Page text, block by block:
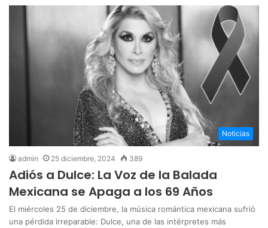
Noticias
admin 25 diciembre, 2024 389
Adiós a Dulce: La Voz de la Balada
Mexicana se Apaga a los 69 Años
El miércoles 25 de diciembre, la música romántica mexicana sufrió
una pérdida irreparable: Dulce, una de las intérpretes más